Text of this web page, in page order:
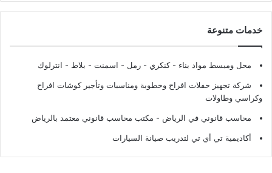
خدمات متنوعة
محل ومبسط مواد بناء - كنكري - رمل - اسمنت - بلاط - انترلوك
شركة تجهيز حفلات افراح وخطوبة ومناسبات وتأجير كوشات افراح
وكراسي وطاولات
محاسب قانوني في الرياض - مكتب محاسب قانوني معتمد بالرياض
أكاديمية تي أي تي لتدريب صيانة السيارات